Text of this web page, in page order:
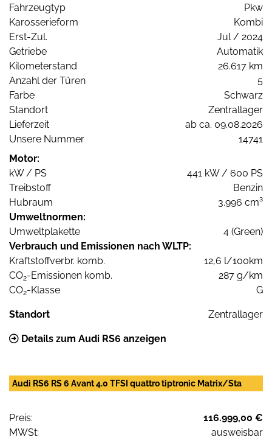
Fahrzeugtyp
Pkw
Karosserieform
Kombi
Erst-Zul.
Jul / 2024
Getriebe
Automatik
Kilometerstand
26.617 km
Anzahl der Türen
5
Farbe
Schwarz
Standort
Zentrallager
Lieferzeit
ab ca. 09.08.2026
Unsere Nummer
14741
Motor:
kW / PS
441 kW / 600 PS
Treibstoff
Benzin
Hubraum
3.996 cm³
Umweltnormen:
Umweltplakette
4 (Green)
Verbrauch und Emissionen nach WLTP:
Kraftstoffverbr. komb.
12,6 l/100km
CO2-Emissionen komb.
287 g/km
CO2-Klasse G
Standort Zentrallager
Details zum Audi RS6 anzeigen
Audi RS6 RS 6 Avant 4.0 TFSI quattro tiptronic Matrix/Sta
Preis:
116.999,00 €
MWSt:
ausweisbar